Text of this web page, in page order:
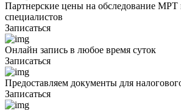
Партнерские цены на обследование
специалистов
Записаться
Онлайн запись в любое время суток
Записаться
Предоставляем документы для
Записаться